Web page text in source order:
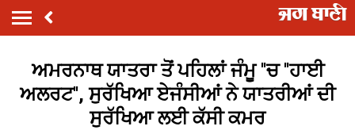
ਅਮਰਨਾਥ ਯਾਤਰਾ ਤੋਂ ਪਹਿਲਾਂ ਜੰਮੂ ''ਚ ''ਹਾਈ
ਅਲਰਟ'', ਸੁਰੱਖਿਆ ਏਜੰਸੀਆਂ ਨੇ ਯਾਤਰੀਆਂ ਦੀ
ਸੁਰੱਖਿਆ ਲਈ ਕੱਸੀ ਕਮਰ